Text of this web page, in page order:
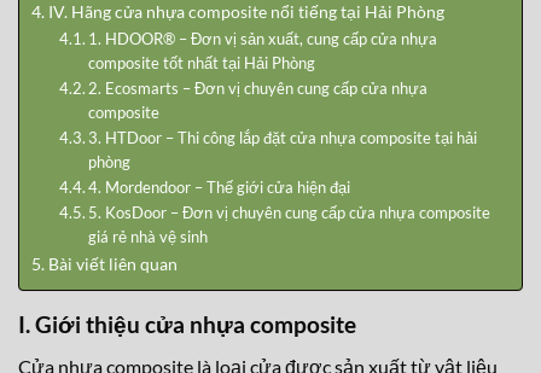
IV. Hãng cửa nhựa composite nổi tiếng tại Hải Phòng
1. HDOOR® – Đơn vị sản xuất, cung cấp cửa nhựa
composite tốt nhất tại Hải Phòng
2. Ecosmarts – Đơn vị chuyên cung cấp cửa nhựa
composite
3. HTDoor – Thi công lắp đặt cửa nhựa composite tại hải
phòng
4. Mordendoor – Thế giới cửa hiện đại
5. KosDoor – Đơn vị chuyên cung cấp cửa nhựa composite
giá rẻ nhà vệ sinh
Bài viết liên quan
I. Giới thiệu cửa nhựa composite
Cửa nhựa composite là loại cửa được sản xuất từ vật liệu